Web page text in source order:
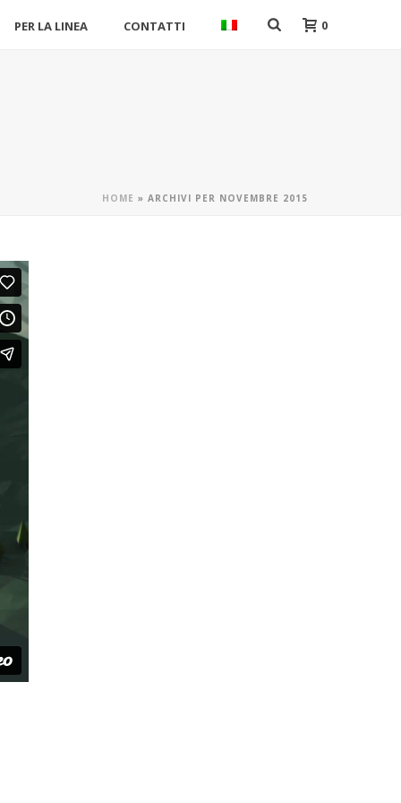
PER LA LINEA CONTATTI 0
HOME » ARCHIVI PER NOVEMBRE 2015